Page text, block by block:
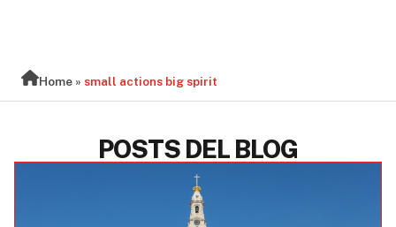
Home » small actions big spirit
POSTS DEL BLOG